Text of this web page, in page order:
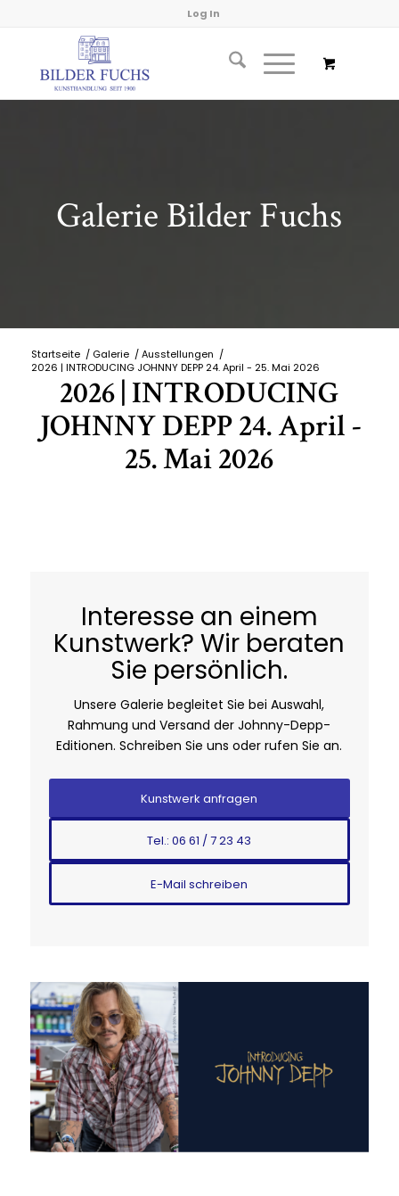
Log In
Galerie Bilder Fuchs
Startseite / Galerie / Ausstellungen /
2026 | INTRODUCING JOHNNY DEPP 24. April - 25. Mai 2026
2026 | INTRODUCING
JOHNNY DEPP 24. April -
25. Mai 2026
Interesse an einem
Kunstwerk? Wir beraten
Sie persönlich.
Unsere Galerie begleitet Sie bei Auswahl,
Rahmung und Versand der Johnny-Depp-
Editionen. Schreiben Sie uns oder rufen Sie an.
Kunstwerk anfragen
Tel.: 06 61 / 7 23 43
E-Mail schreiben